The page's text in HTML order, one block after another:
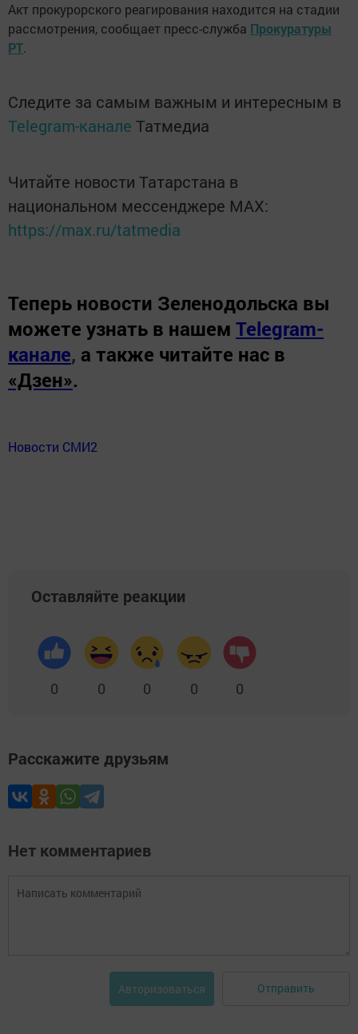
Акт прокурорского реагирования находится на стадии
рассмотрения, сообщает пресс-служба Прокуратуры
РТ.
Следите за самым важным и интересным в
Telegram-канале Татмедиа
Читайте новости Татарстана в
национальном мессенджере MАХ:
https://max.ru/tatmedia
Теперь новости Зеленодольска вы
можете узнать в нашем Telegram-
канале, а также читайте нас в
«Дзен».
Новости СМИ2
Оставляйте реакции
0 0 0 0 0
Расскажите друзьям
Нет комментариев
Авторизоваться Отправить